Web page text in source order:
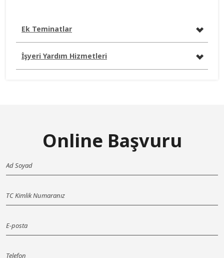
Ek Teminatlar
İşyeri Yardım Hizmetleri
Online Başvuru